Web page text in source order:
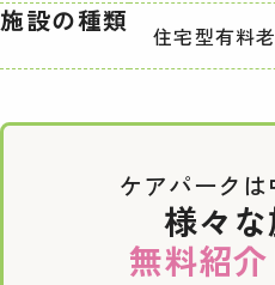
施設の種類 住宅型有料
ケアパーク
様々
無料紹介